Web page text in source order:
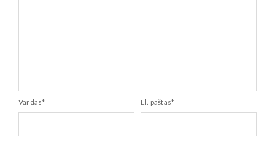
Vardas* El. paštas*